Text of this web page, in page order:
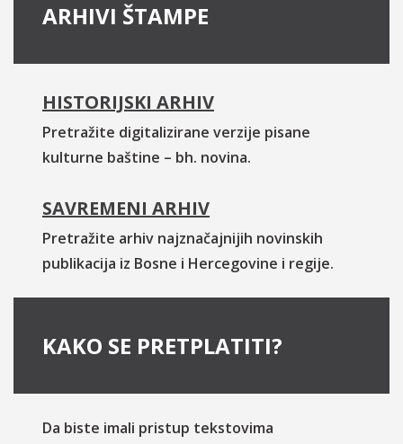
ARHIVI ŠTAMPE
HISTORIJSKI ARHIV
Pretražite digitalizirane verzije pisane
kulturne baštine – bh. novina.
SAVREMENI ARHIV
Pretražite arhiv najznačajnijih novinskih
publikacija iz Bosne i Hercegovine i regije.
KAKO SE PRETPLATITI?
Da biste imali pristup tekstovima